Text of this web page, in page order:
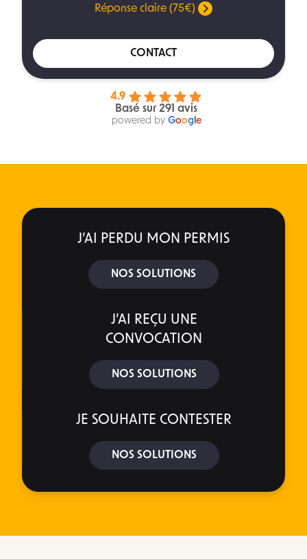
Réponse claire (75€)
CONTACT
4.9
Basé sur 291 avis
powered by Googl e
J’AI PERDU MON PERMIS
NOS SOLUTIONS
J’AI REÇU UNE
CONVOCATION
NOS SOLUTIONS
JE SOUHAITE CONTESTER
NOS SOLUTIONS